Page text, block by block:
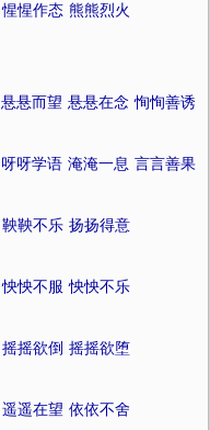
惺惺作态 熊熊烈火
悬悬而望 悬悬在念 恂恂善诱
呀呀学语 淹淹一息 言言善果
鞅鞅不乐 扬扬得意
怏怏不服 怏怏不乐
摇摇欲倒 摇摇欲堕
遥遥在望 依依不舍